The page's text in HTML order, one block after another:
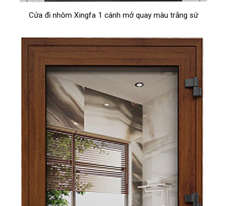
Cửa đi nhôm Xingfa 1 cánh mở quay màu trắng sứ